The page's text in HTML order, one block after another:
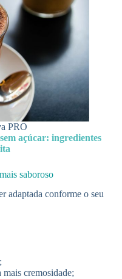
PRO
açúcar: ingredientes
saboroso
adaptada conforme o seu
cremosidade;